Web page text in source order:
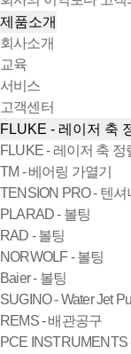
제품소개
회사소개
교육
서비스
고객센터
FLUKE - 레이저 축
FLUKE - 레이저 축
TM - 베어링 가열기
TENSION PRO - 텐셔
PLARAD - 볼팅
RAD - 볼팅
NORWOLF - 볼팅
Baier - 볼팅
SUGINO - Water Jet
REMS - 배관공구
PCE INSTRUMENTS